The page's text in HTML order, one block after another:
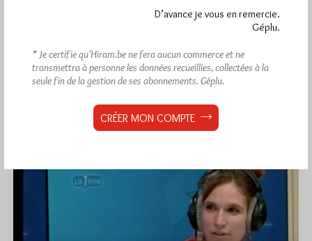
Voici le deuxième volet de l'émission de la RTBF Un jour dans
l’histoire, présentée sur la chaine "La Première" de la…
DansDivers 0 commentaire
D’avance je vous en remercie.
Géplu.
* Je certifie qu’Hiram.be ne fera aucun commerce et ne
transmettra à personne les données recueillies, collectées à la
seule fin de la gestion de ses abonnements. Géplu.
CRÉER MON COMPTE